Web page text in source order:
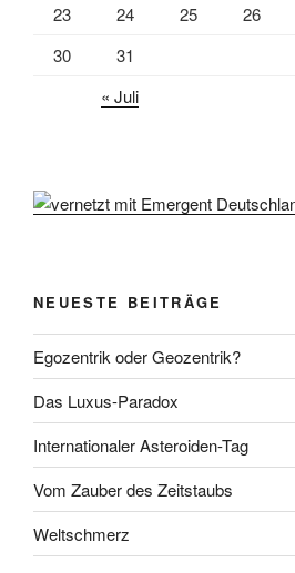
23
24 25 26
30
31
« Juli
NEUESTE BEITRÄGE
Egozentrik oder Geozentrik?
Das Luxus-Paradox
Internationaler Asteroiden-Tag
Vom Zauber des Zeitstaubs
Weltschmerz